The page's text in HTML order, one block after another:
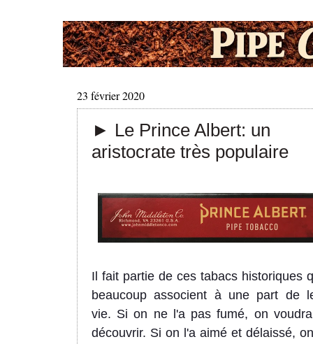
23 février 2020
► Le Prince Albert: un
aristocrate très populaire
Il fait partie de ces tabacs historiques
beaucoup associent à une part de
vie. Si on ne l'a pas fumé, on
découvrir. Si on l'a aimé et délaissé,